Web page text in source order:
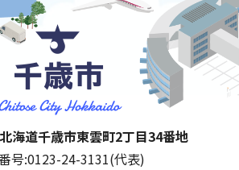
千歳市
海道千歳市東雲町2丁目34番地
号:0123-24-3131(代表)